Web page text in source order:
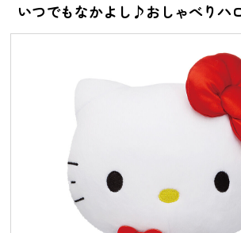
いつでもなかよし♪おしゃべりハ